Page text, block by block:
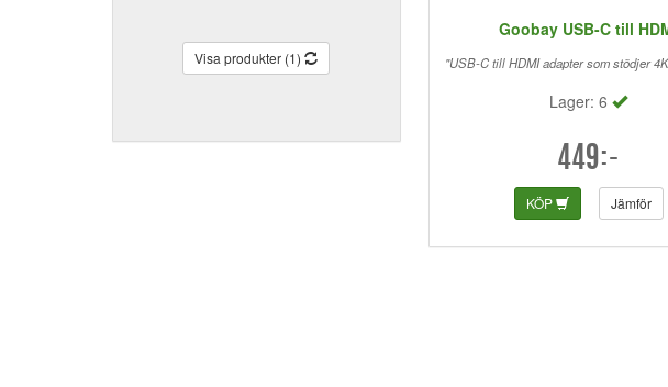
Visa produkter (1)
Goobay USB-C till
"USB-C till HDMI adapter som stödjer
Lager: 6
449:-
KÖP Jämför